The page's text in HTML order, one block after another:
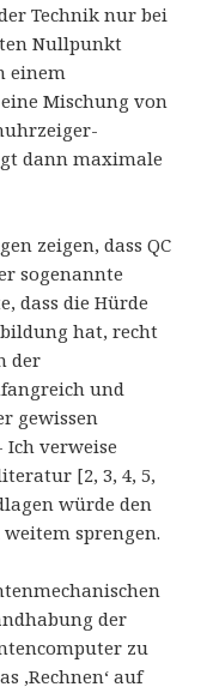
Technik nur bei
Nullpunkt
einem
Mischung von
dann maximale
zeigen, dass QC
sogenannte
dass die Hürde
hat, recht
der
und
gewissen
Ich verweise
[2, 3, 4, 5,
würde den
sprengen.
der
zu
‚Rechnen‘ auf